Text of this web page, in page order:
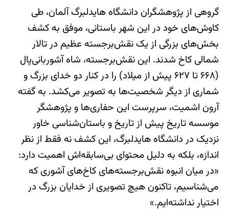
گروهی از پژوهشگران دانشگاه هایدلبرگ آلمان، طی
کاوش‌های خود در این شهر باستانی، موفق به کشف
بخش‌های بزرگی از یک نقش‌برجسته عظیم در تالار
شمالی کاخ شدند. این نقش‌برجسته، شاه آشوربانی‌پال
(۶۶۸ تا ۶۲۷ پیش از میلاد) را در کنار دو خدای بزرگ و
شماری از دیگر شخصیت‌ها به تصویر می‌کشد. به گفته
آرون اشمیت، سرپرست این حفاری‌ها و پژوهشگر
موسسه تاریخ پیش از تاریخ و باستان‌شناسی خاور
نزدیک در دانشگاه هایدلبرگ، این کشف نه فقط از نظر
اندازه، بلکه به دلیل محتوای بی‌سابقه‌اش اهمیت دارد:
«در میان انبوه نقش‌برجسته‌های کاخ‌های آشوری که
می‌شناسیم، تاکنون هیچ تصویری از خدایان بزرگ در
اختیار نداشته‌ایم.»